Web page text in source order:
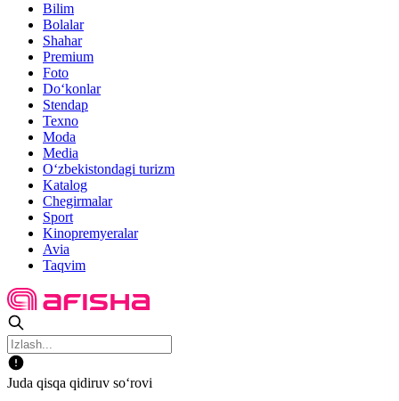
Bilim
Bolalar
Shahar
Premium
Foto
Do‘konlar
Stendap
Texno
Moda
Media
O‘zbekistondagi turizm
Katalog
Chegirmalar
Sport
Kinopremyeralar
Avia
Taqvim
Juda qisqa qidiruv so‘rovi